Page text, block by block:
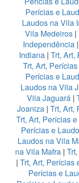
Perícias e
Laudos na Vila
Vila Medeiros |
Independência |
Indiana | Trt, Art,
Trt, Art,
Perícias e
Laudos na Vila
Vila Jaguará |
Joaniza| Trt, Art,
Trt, Art, Perícias
Perícias e
Laudos na Vila
na Vila Mafra |
| Trt, Art, Perícias
Perícias e